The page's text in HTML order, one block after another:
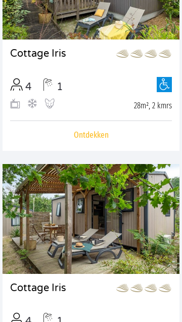
Cottage Iris
4 1
28m², 2 kmrs
Ontdekken
Cottage Iris